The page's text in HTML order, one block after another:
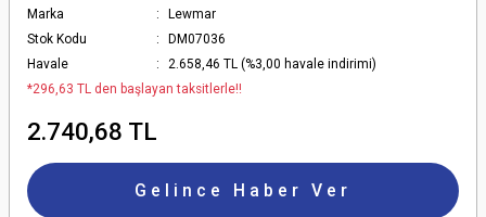
Marka
Lewmar
Stok Kodu
DM07036
Havale
2.658,46 TL (%3,00 havale indirimi)
*296,63 TL den başlayan taksitlerle!!
2.740,68 TL
Gelince Haber Ver